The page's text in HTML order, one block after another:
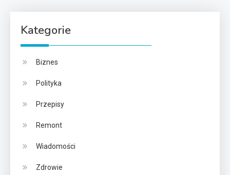
Kategorie
Biznes
Polityka
Przepisy
Remont
Wiadomości
Zdrowie